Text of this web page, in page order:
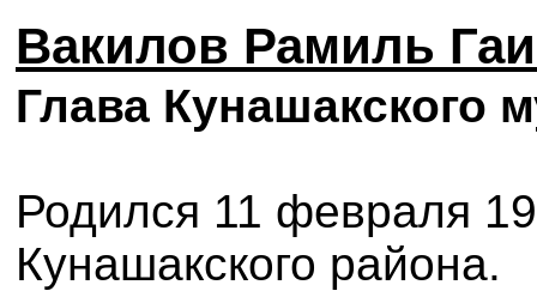
Вакилов Рамиль
Глава Кунашакского
Родился 11 февраля
Кунашакского района.